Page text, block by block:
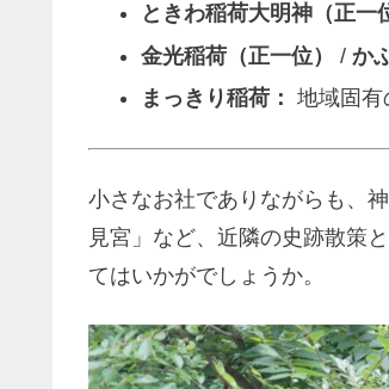
ときわ稲荷大明神（正一
金光稲荷（正一位）
/ か
まっきり稲荷： 地域固有
小さなお社でありながらも、
見宮」など、近隣の史跡散策
てはいかがでしょうか。